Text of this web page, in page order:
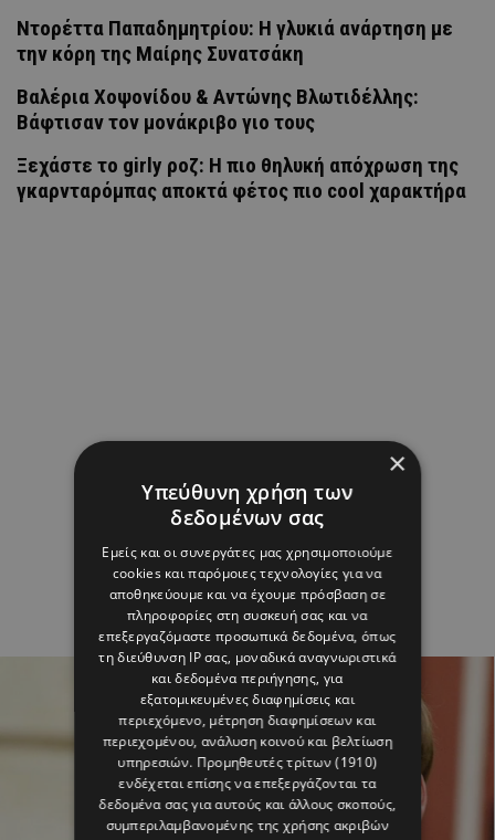
Ντορέττα Παπαδημητρίου: Η γλυκιά ανάρτηση με
την κόρη της Μαίρης Συνατσάκη
Βαλέρια Χοψονίδου & Αντώνης Βλωτιδέλλης:
Βάφτισαν τον μονάκριβο γιο τους
Ξεχάστε το girly ροζ: Η πιο θηλυκή απόχρωση της
γκαρνταρόμπας αποκτά φέτος πιο cool χαρακτήρα
×
Υπεύθυνη χρήση των
δεδομένων σας
Εμείς και οι συνεργάτες μας χρησιμοποιούμε
cookies και παρόμοιες τεχνολογίες για να
αποθηκεύουμε και να έχουμε πρόσβαση σε
πληροφορίες στη συσκευή σας και να
επεξεργαζόμαστε προσωπικά δεδομένα, όπως
τη διεύθυνση IP σας, μοναδικά αναγνωριστικά
και δεδομένα περιήγησης, για
εξατομικευμένες διαφημίσεις και
περιεχόμενο, μέτρηση διαφημίσεων και
περιεχομένου, ανάλυση κοινού και βελτίωση
υπηρεσιών. Προμηθευτές τρίτων (1910)
ενδέχεται επίσης να επεξεργάζονται τα
δεδομένα σας για αυτούς και άλλους σκοπούς,
συμπεριλαμβανομένης της χρήσης ακριβών